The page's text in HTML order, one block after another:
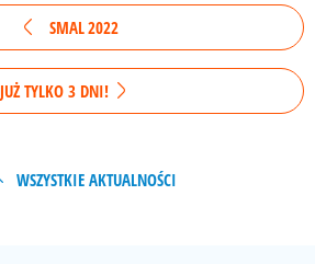
SMAL 2022
JUŻ TYLKO 3 DNI!
WSZYSTKIE AKTUALNOŚCI